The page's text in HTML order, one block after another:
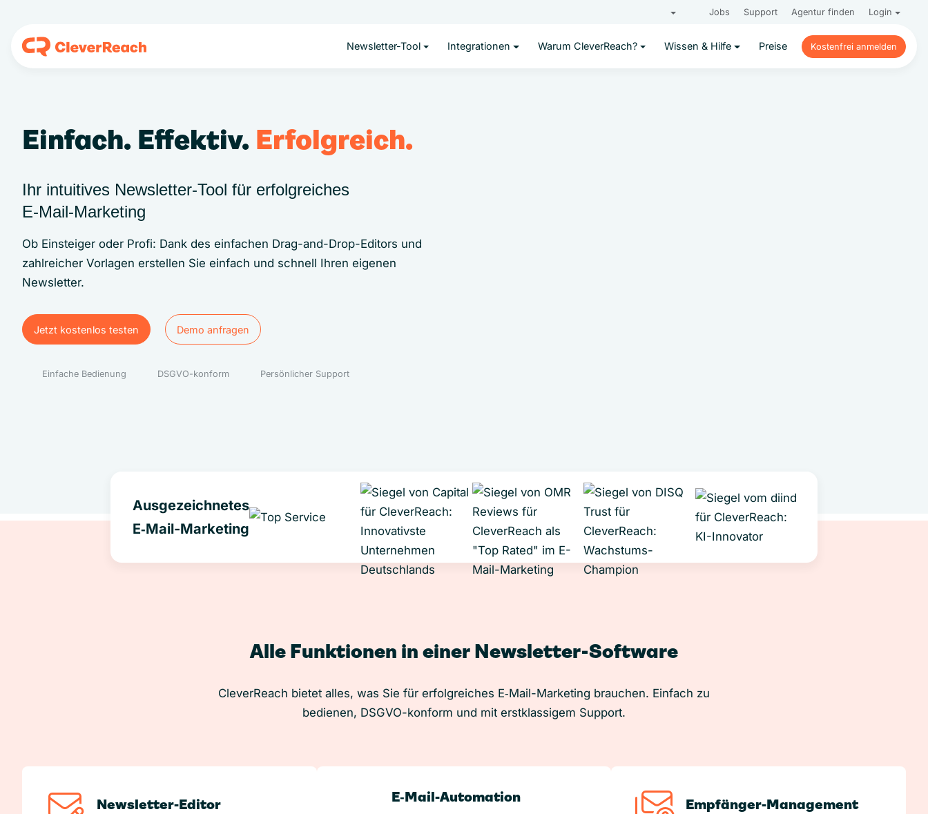
Jobs Support Agentur finden Login
Newsletter-Tool Integrationen Warum CleverReach? Wissen & Hilfe Preise
Kostenfrei anmelden
Kostenfrei anmelden
Einfach. Effektiv. Erfolgreich.
Ihr intuitives Newsletter-Tool für erfolgreiches
E‑Mail‑Marketing
Ob Einsteiger oder Profi: Dank des einfachen Drag-and-Drop-Editors und
zahlreicher Vorlagen erstellen Sie einfach und schnell Ihren eigenen
Newsletter.
Jetzt kostenlos testen
Jetzt kostenlos testen
Demo anfragen
Demo anfragen
Einfache Bedienung DSGVO-konform Persönlicher Support
Ausgezeichnetes
E‑Mail-Marketing
Alle Funktionen in einer Newsletter-Software
CleverReach bietet alles, was Sie für erfolgreiches E‑Mail-Marketing brauchen. Einfach zu
bedienen, DSGVO-konform und mit erstklassigem Support.
Newsletter-Editor E‑Mail-Automation Empfänger-Management